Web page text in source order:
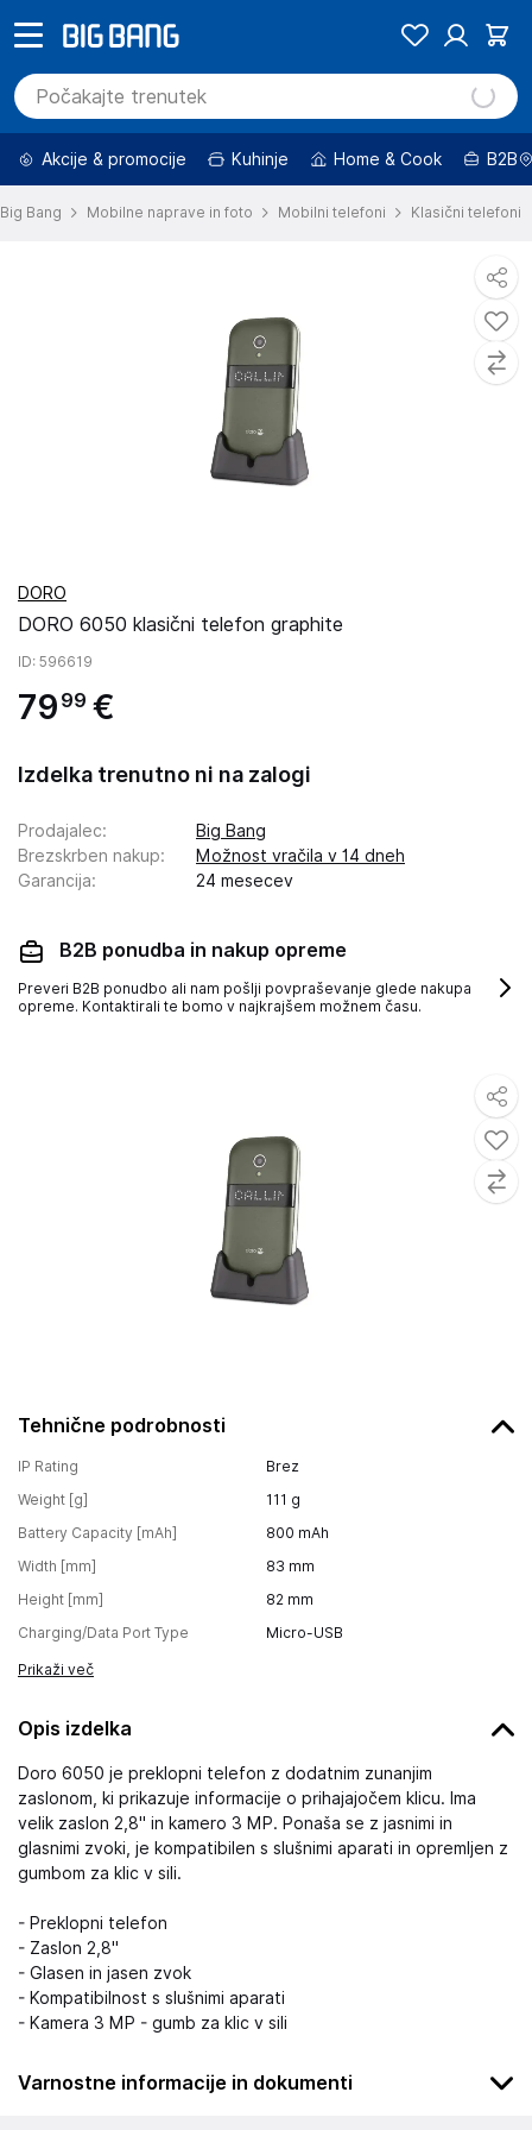
Akcije & promocije Kuhinje Home & Cook B2B
Big Bang Mobilne naprave in foto Mobilni telefoni Klasični telefoni
Tehnične podrobnosti
IP Rating
Brez
Weight [g]
111 g
Battery Capacity [mAh]
800 mAh
Width [mm]
83 mm
Height [mm]
82 mm
Charging/Data Port Type
Micro-USB
Prikaži več
Opis izdelka
Doro 6050 je preklopni telefon z dodatnim zunanjim
zaslonom, ki prikazuje informacije o prihajajočem klicu. Ima
velik zaslon 2,8'' in kamero 3 MP. Ponaša se z jasnimi in
glasnimi zvoki, je kompatibilen s slušnimi aparati in opremljen z
gumbom za klic v sili.
- Preklopni telefon
- Zaslon 2,8''
- Glasen in jasen zvok
- Kompatibilnost s slušnimi aparati
- Kamera 3 MP - gumb za klic v sili
Varnostne informacije in dokumenti
DORO
DORO 6050 klasični telefon graphite
ID: 596619
79 99 €
Izdelka trenutno ni na zalogi
Prodajalec:
Big Bang
Brezskrben nakup:
Možnost vračila v 14 dneh
Garancija: 24 mesecev
B2B ponudba in nakup opreme
Preveri B2B ponudbo ali nam pošlji povpraševanje glede nakupa
opreme. Kontaktirali te bomo v najkrajšem možnem času.